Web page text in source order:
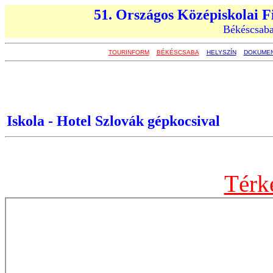
51. Országos Középiskolai
TOURINFORM BÉKÉSCSABA HELYSZÍN
Iskola - Hotel Szlovák gépkocsival